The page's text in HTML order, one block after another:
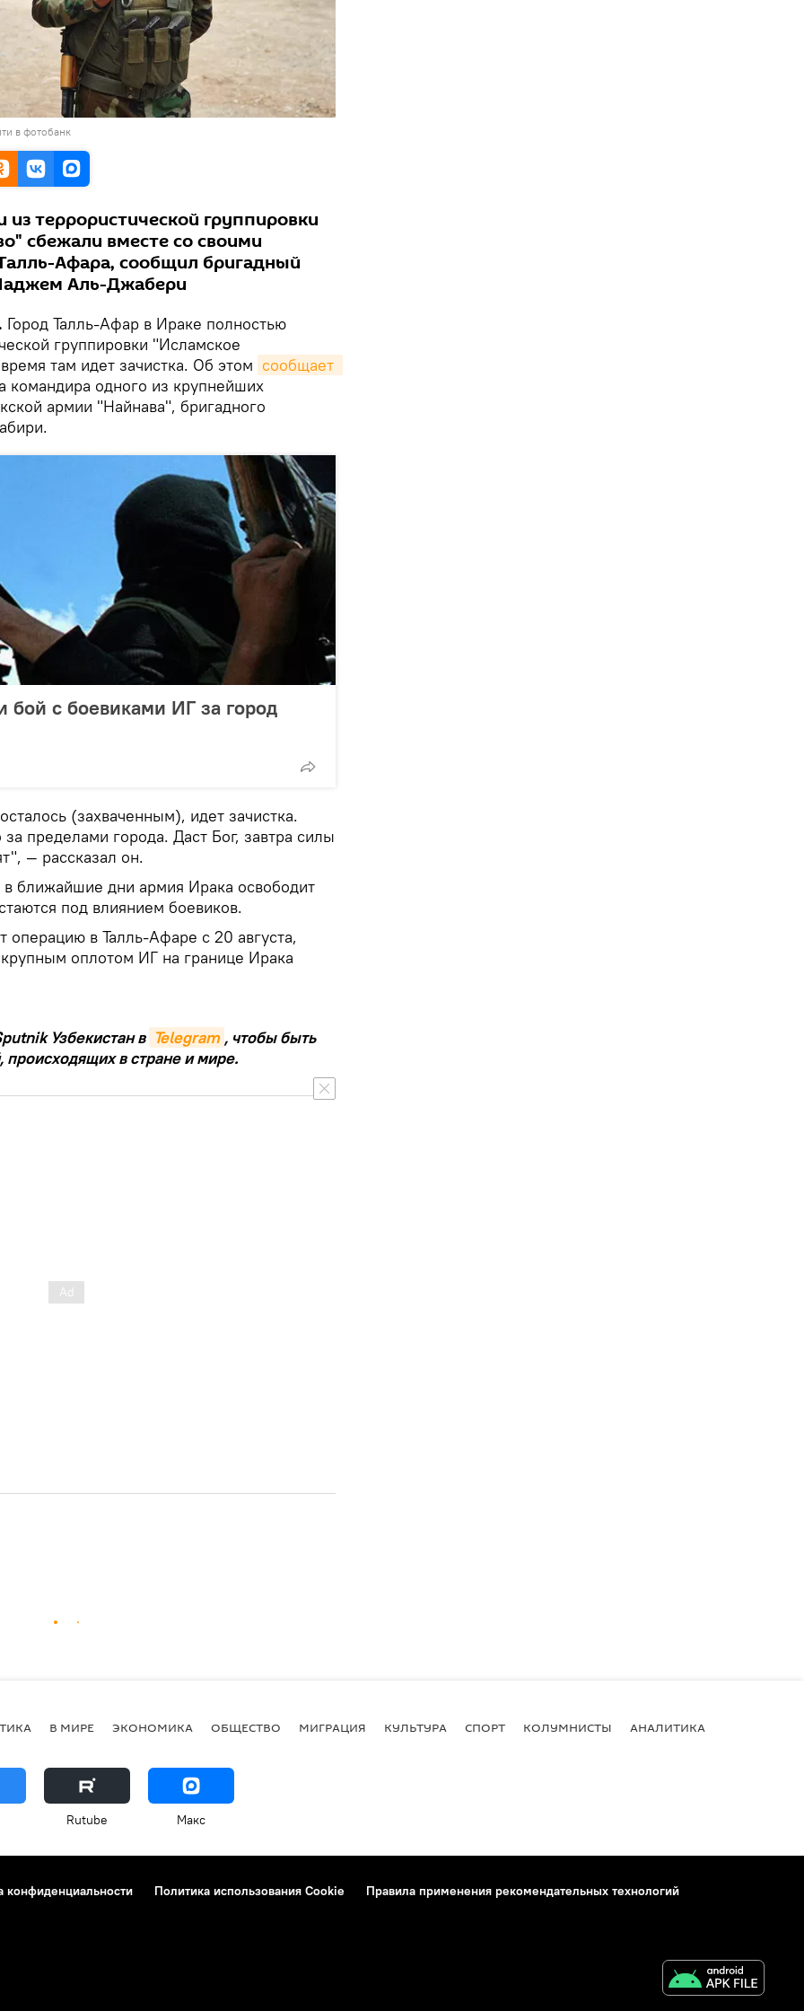
в фотобанк
террористической группировки
сбежали вместе со своими
Афара, сообщил бригадный
Аль-Джабери
Город Талль-Афар в Ираке полностью
группировки "Исламское
там идет зачистка. Об этом
командира одного из крупнейших
армии "Найнава", бригадного
бой с боевиками ИГ за город
(захваченным), идет зачистка.
пределами города. Даст Бог, завтра силы
— рассказал он.
в ближайшие дни армия Ирака освободит
под влиянием боевиков.
операцию в Талль-Афаре с 20 августа,
оплотом ИГ на границе Ирака
Узбекистан в Telegram , чтобы быть
происходящих в стране и мире.
В МИРЕ ЭКОНОМИКА ОБЩЕСТВО МИГРАЦИЯ КУЛЬТУРА СПОРТ КОЛУМНИСТЫ АНАЛИТИКА
Rutube Макс
конфиденциальности Политика использования Cookie
Правила применения рекомендательных технологий